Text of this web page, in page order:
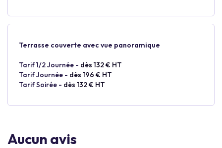
Terrasse couverte avec vue panoramique
Tarif 1/2 Journée - dès 132 € HT
Tarif Journée - dès 196 € HT
Tarif Soirée - dès 132 € HT
Aucun avis